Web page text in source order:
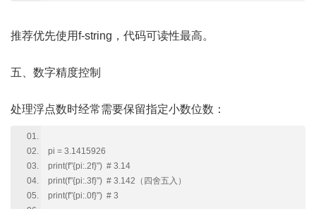
推荐优先使用f-string，代码可读性最高。
五、数字精度控制
处理浮点数时经常需要保留指定小数位数：
pi = 3.1415926
print(f"{pi:.2f}") # 3.14
print(f"{pi:.3f}") # 3.142（四舍五入）
print(f"{pi:.0f}") # 3